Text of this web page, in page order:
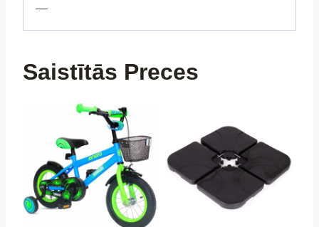
—
Saistītās Preces